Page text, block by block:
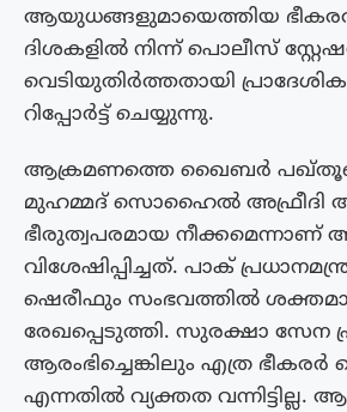
ആയുധങ്ങളുമായെത്തിയ ഭീകരർ
ദിശകളിൽ നിന്ന് പൊലീസ്
വെടിയുതിർത്തതായി
റിപ്പോർട്ട് ചെയ്യുന്നു.
ആക്രമണത്തെ ഖൈബർ
മുഹമ്മദ് സൊഹൈൽ അഫ്രീദി
ഭീരുത്വപരമായ നീക്കമെന്നാണ്
വിശേഷിപ്പിച്ചത്. പാക്
ഷെരീഫും സംഭവത്തിൽ
രേഖപ്പെടുത്തി. സുരക്ഷാ സേന
ആരംഭിച്ചെങ്കിലും എത്ര ഭീകരർ
എന്നതിൽ വ്യക്തത വന്നിട്ടില്ല.